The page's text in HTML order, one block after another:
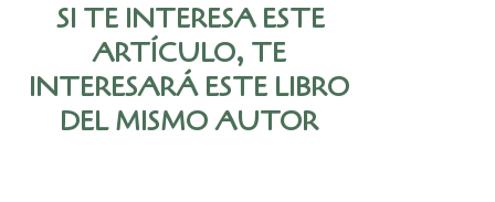
SI TE INTERESA ESTE
ARTÍCULO, TE
INTERESARÁ ESTE LIBRO
DEL MISMO AUTOR